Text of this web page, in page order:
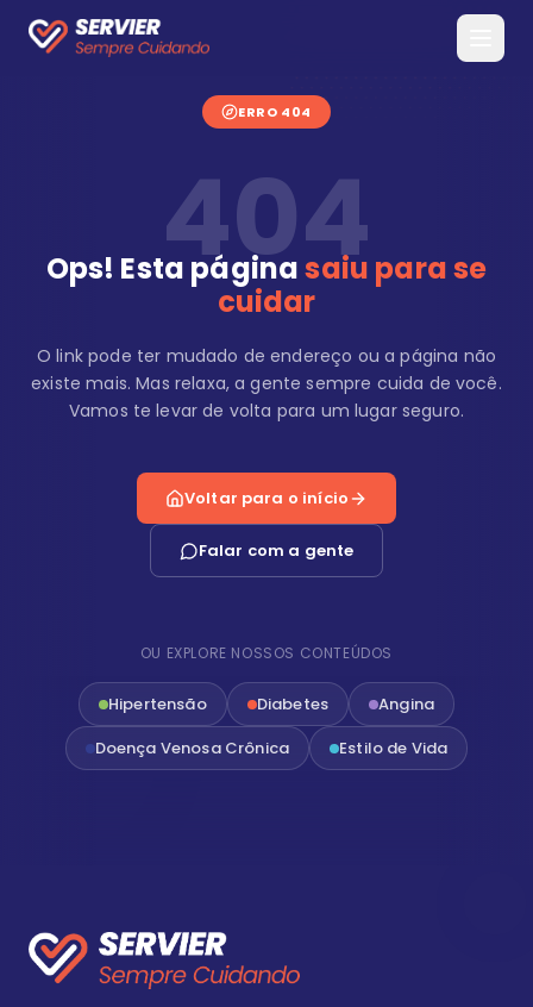
ERRO 404
404
Ops! Esta páginasaiu para se
cuidar
O link pode ter mudado de endereço ou a página não
existe mais. Mas relaxa, a gente sempre cuida de você.
Vamos te levar de volta para um lugar seguro.
Voltar para o início
Falar com a gente
OU EXPLORE NOSSOS CONTEÚDOS
Hipertensão Diabetes
Angina
Doença Venosa Crônica
Estilo de Vida